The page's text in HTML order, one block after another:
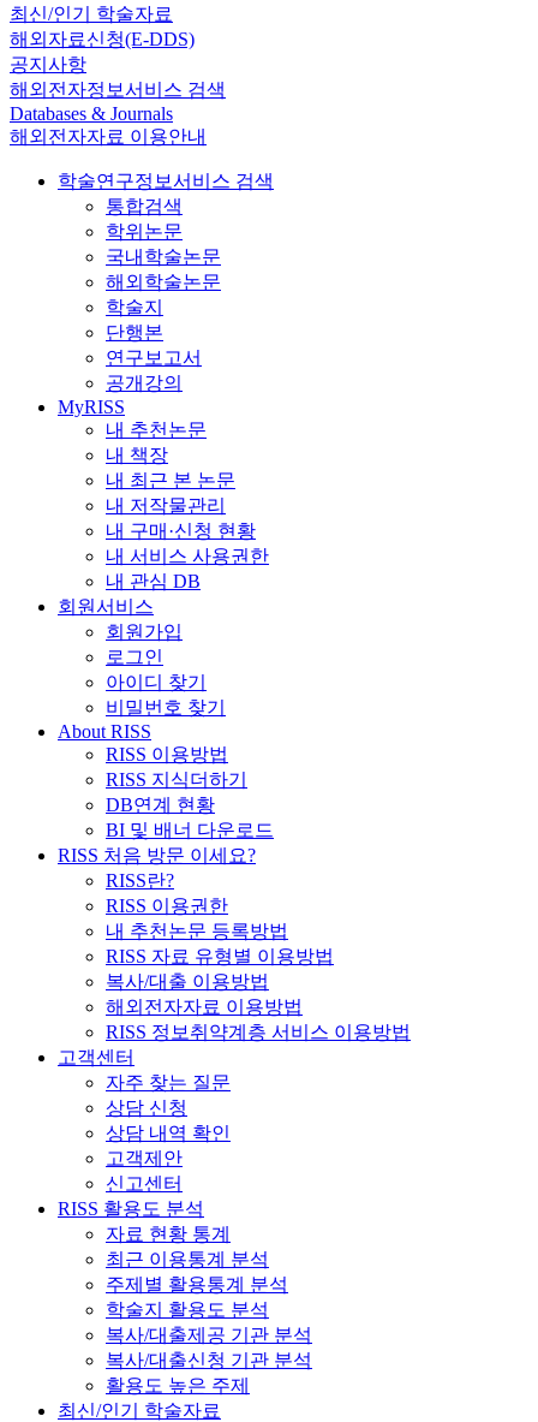
최신/인기 학술자료
해외자료신청(E-DDS)
공지사항
해외전자정보서비스 검색
Databases & Journals
해외전자자료 이용안내
학술연구정보서비스 검색
통합검색
학위논문
국내학술논문
해외학술논문
학술지
단행본
연구보고서
공개강의
MyRISS
내 추천논문
내 책장
내 최근 본 논문
내 저작물관리
내 구매·신청 현황
내 서비스 사용권한
내 관심 DB
회원서비스
회원가입
로그인
아이디 찾기
비밀번호 찾기
About RISS
RISS 이용방법
RISS 지식더하기
DB연계 현황
BI 및 배너 다운로드
RISS 처음 방문 이세요?
RISS란?
RISS 이용권한
내 추천논문 등록방법
RISS 자료 유형별 이용방법
복사/대출 이용방법
해외전자자료 이용방법
RISS 정보취약계층 서비스 이용방법
고객센터
자주 찾는 질문
상담 신청
상담 내역 확인
고객제안
신고센터
RISS 활용도 분석
자료 현황 통계
최근 이용통계 분석
주제별 활용통계 분석
학술지 활용도 분석
복사/대출제공 기관 분석
복사/대출신청 기관 분석
활용도 높은 주제
최신/인기 학술자료